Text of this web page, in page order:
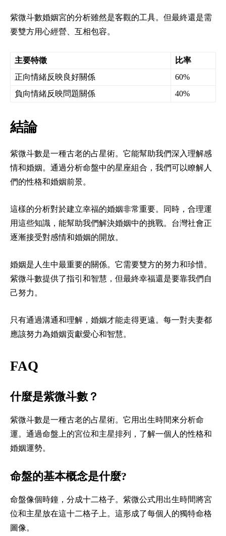
紫微斗數婚姻宮的分析雖然是客觀的工具。但最終還是需
要雙方用心經營、互相包容。
主要特徵
比率
正向情緒反映良好關係
60%
負向情緒反映問題關係
40%
結論
紫微斗數是一種古老的占星術。它能幫助我們深入理解感
情和婚姻。通過分析命盤中的星座組合，我們可以瞭解人
們的性格和婚姻前景。
這樣的分析對於建立幸福的婚姻非常重要。同時，合理運
用這些知識，能幫助我們解決婚姻中的挑戰。台灣社會正
逐漸接受對感情和婚姻的開放。
婚姻是人生中最重要的關係。它需要雙方的努力和珍惜。
紫微斗數提供了指引和智慧，但最終幸福還是要靠我們自
己努力。
只有通過溝通和理解，婚姻才能走得更遠。每一對夫妻都
應該努力為婚姻贡獻愛心和智慧。
FAQ
什麼是紫微斗數？
紫微斗數是一種古老的占星術。它用出生時間來分析命
運。通過命盤上的宮位和主星排列，了解一個人的性格和
婚姻運勢。
命盤的基本概念是什麼?
命盤像個時鐘，分成十二格子。紫微公式用出生時間將宮
位和主星放在這十二格子上。這形成了每個人的獨特命格
圖像。